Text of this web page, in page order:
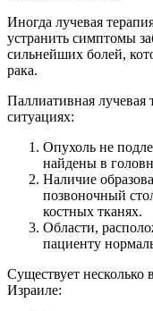
Иногда лучевая
устранить симптомы
сильнейших болей,
рака.
Паллиативная лучевая
ситуациях:
Опухоль не
найдены в
Наличие
позвоночный
костных тканях.
Области,
пациенту
Существует
Израиле: